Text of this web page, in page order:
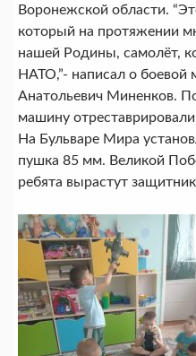
Воронежской области.
который на протяжении
нашей Родины, самолёт,
НАТО,”- написал о
Анатольевич Миненков.
машину
На Бульваре Мира
пушка 85 мм. Великой
ребята вырастут